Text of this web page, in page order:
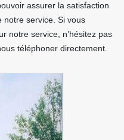
assurer la satisfaction
notre service. Si vous
notre service, n’hésitez pas
téléphoner directement.